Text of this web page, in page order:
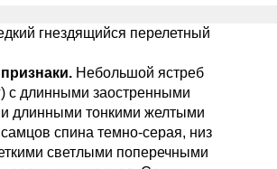
гнездящийся перелетный
Небольшой ястреб
с длинными заостренными
длинными тонкими желтыми
спина темно-серая, низ
светлыми поперечными